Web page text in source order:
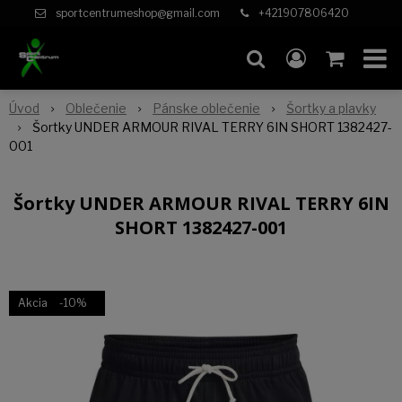
sportcentrumeshop@gmail.com +421907806420
Úvod Oblečenie Pánske oblečenie
Šortky a plavky
Šortky UNDER ARMOUR RIVAL TERRY 6IN SHORT 1382427-
001
Šortky UNDER ARMOUR RIVAL TERRY 6IN
SHORT 1382427-001
Akcia -10%